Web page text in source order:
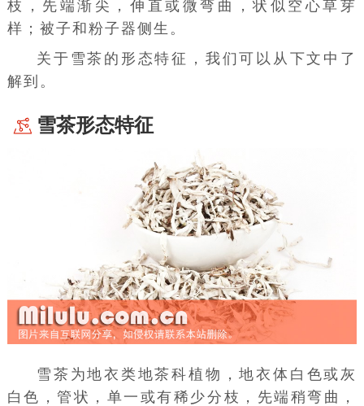
枝，先端渐尖，伸直或微弯曲，状似空心草芽
样；被子和粉子器侧生。
关于雪茶的形态特征，我们可以从下文中了
解到。
雪茶形态特征
雪茶为地衣类地茶科植物，地衣体 白色或灰
白色，管状，单一或有稀少分枝，先端稍弯曲，